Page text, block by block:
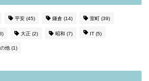
平安 (45) 鎌倉 (14) 室町 (39)
大正 (2) 昭和 (7) IT (5)
他 (1)